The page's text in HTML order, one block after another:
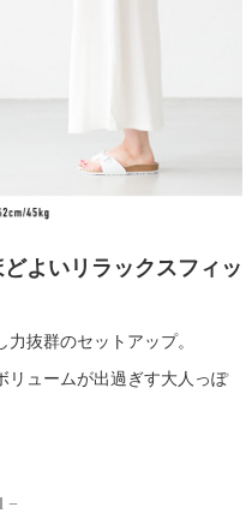
よいリラックスフィッ
抜群のセットアップ。
リュームが出過ぎす大人っぽ
−